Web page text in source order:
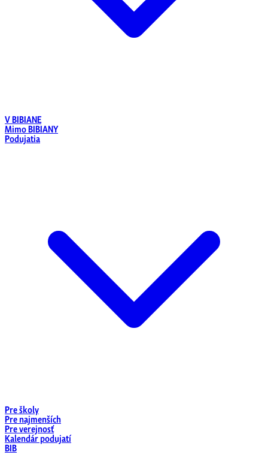
V BIBIANE
Mimo BIBIANY
Podujatia
Pre školy
Pre najmenších
Pre verejnosť
Kalendár podujatí
BIB